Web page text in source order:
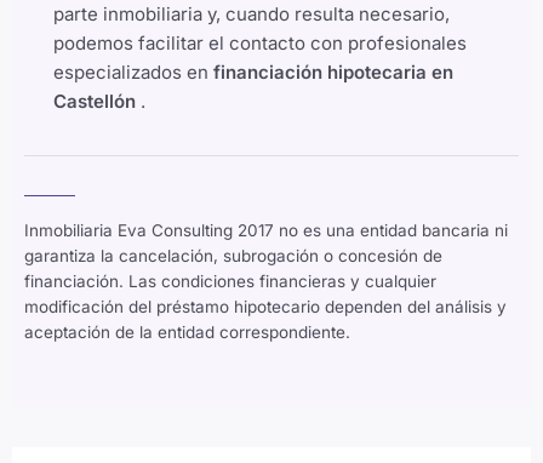
parte inmobiliaria y, cuando resulta necesario,
podemos facilitar el contacto con profesionales
especializados en financiación hipotecaria en
Castellón .
Inmobiliaria Eva Consulting 2017 no es una entidad bancaria ni
garantiza la cancelación, subrogación o concesión de
financiación. Las condiciones financieras y cualquier
modificación del préstamo hipotecario dependen del análisis y
aceptación de la entidad correspondiente.